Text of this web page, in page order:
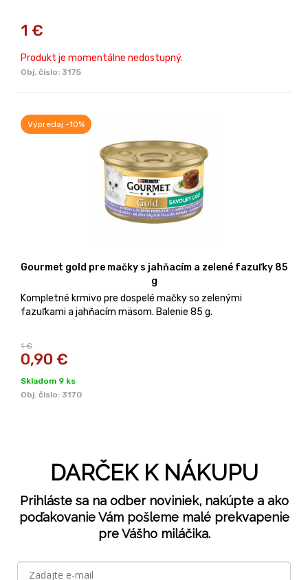
1 €
Produkt je momentálne nedostupný.
Obj. čislo: 3175
Výpredaj -10%
Gourmet gold pre mačky s jahňacím a zelené fazuľky 85
g
Kompletné krmivo pre dospelé mačky so zelenými
fazuľkami a jahňacím mäsom. Balenie 85 g.
1 €
0,90 €
Skladom 9 ks
Obj. čislo: 3170
DARČEK K NÁKUPU
Prihláste sa na odber noviniek, nakúpte a ako
poďakovanie Vám pošleme malé prekvapenie
pre Vášho miláčika.